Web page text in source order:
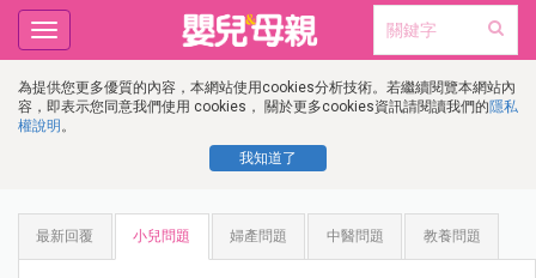
為提供您更多優質的內容，本網站使用cookies分析技術。若繼續閱覽本網站內
容，即表示您同意我們使用 cookies， 關於更多cookies資訊請閱讀我們的隱私
權說明 。
我知道了
Toggle
navigation
最新回覆 小兒問題 婦產問題 中醫問題 教養問題